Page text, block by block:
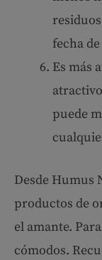
fecha
Es más
puede
Desde Humus
productos de
el amante.
cómodos.